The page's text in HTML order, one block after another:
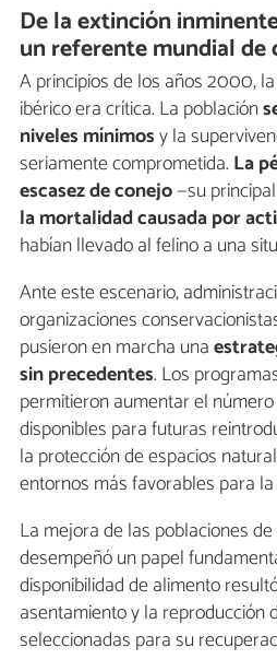
De la extinción
un referente mundial de
A principios de los años 2000,
ibérico era crítica. La población
niveles mínimosy la
seriamente comprometida. La
escasez de conejo—su
la mortalidad causada por
habían llevado al felino a una
Ante este escenario,
organizaciones
pusieron en marcha una
sin precedentes. Los
permitieron aumentar el
disponibles para futuras
la protección de espacios
entornos más favorables para
La mejora de las poblaciones
desempeñó un papel
disponibilidad de alimento
asentamiento y la reproducción
seleccionadas para su